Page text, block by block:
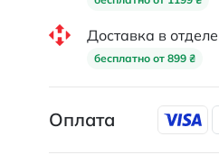
Доставка в
бесплатно от 899 ₴
Оплата